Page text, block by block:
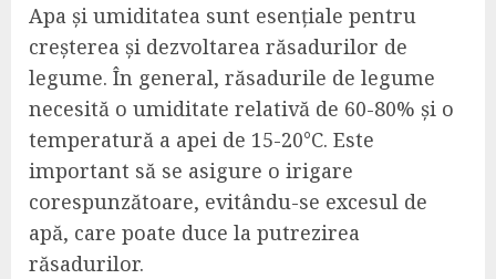
Apa și umiditatea sunt esențiale pentru
creșterea și dezvoltarea răsadurilor de
legume. În general, răsadurile de legume
necesită o umiditate relativă de 60-80% și o
temperatură a apei de 15-20°C. Este
important să se asigure o irigare
corespunzătoare, evitându-se excesul de
apă, care poate duce la putrezirea
răsadurilor.